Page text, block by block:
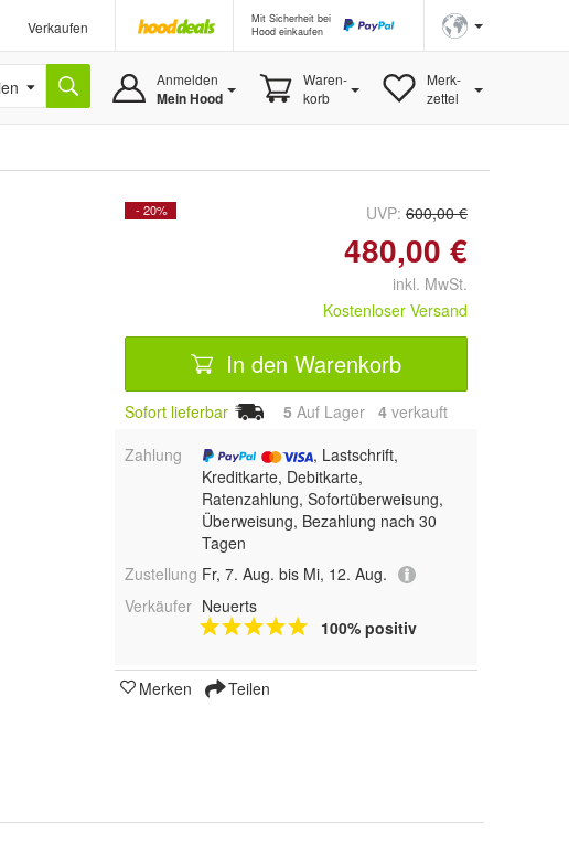
Verkaufen
Mit Sicherheit bei
Hood einkaufen
Anmelden
Mein Hood
Waren-
korb
Merk-
zettel
- 20% UVP: 600,00 €
480,00 €
inkl. MwSt.
Kostenloser Versand
In den Warenkorb
Sofort lieferbar 5 Auf Lager 4 verkauft
Zahlung
, Lastschrift,
Kreditkarte, Debitkarte,
Ratenzahlung, Sofortüberweisung,
Überweisung, Bezahlung nach 30
Tagen
Zustellung Fr, 7. Aug. bis Mi, 12. Aug.
Verkäufer Neuerts
100% positiv
Merken Teilen